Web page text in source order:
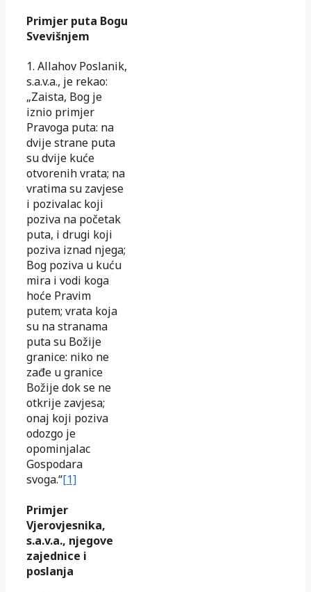
Primjer puta Bogu
Svevišnjem
1. Allahov Poslanik,
s.a.v.a., je rekao:
„Zaista, Bog je
iznio primjer
Pravoga puta: na
dvije strane puta
su dvije kuće
otvorenih vrata; na
vratima su zavjese
i pozivalac koji
poziva na početak
puta, i drugi koji
poziva iznad njega;
Bog poziva u kuću
mira i vodi koga
hoće Pravim
putem; vrata koja
su na stranama
puta su Božije
granice: niko ne
zađe u granice
Božije dok se ne
otkrije zavjesa;
onaj koji poziva
odozgo je
opominjalac
Gospodara
svoga.“[1]
Primjer
Vjerovjesnika,
s.a.v.a., njegove
zajednice i
poslanja